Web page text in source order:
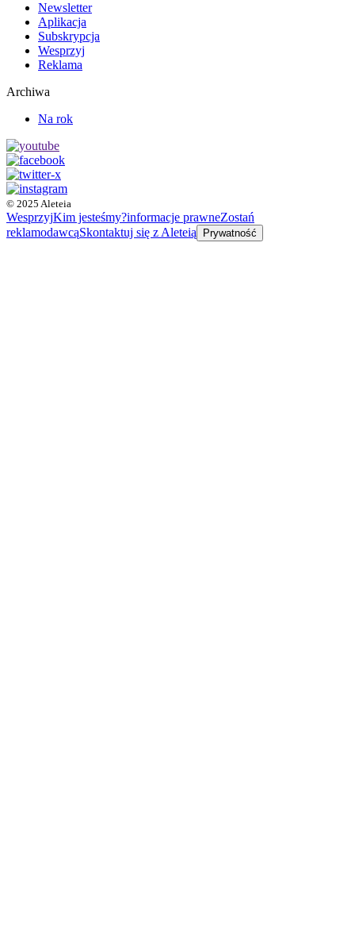
Newsletter
Aplikacja
Subskrypcja
Wesprzyj
Reklama
Archiwa
Na rok
© 2025 Aleteia
WesprzyjKim jesteśmy?informacje prawneZostań
reklamodawcąSkontaktuj się z Aleteią Prywatność